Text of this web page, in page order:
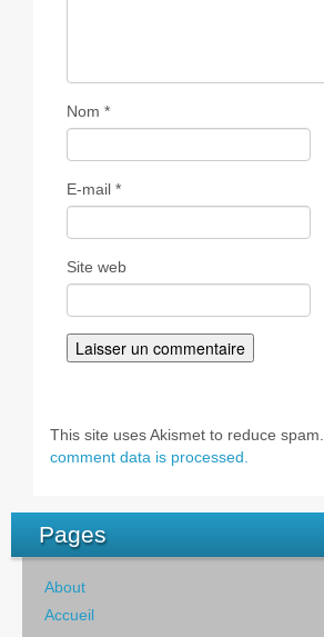
Nom *
E-mail *
Site web
This site uses Akismet to reduce spam.
comment data is processed.
Pages
About
Accueil